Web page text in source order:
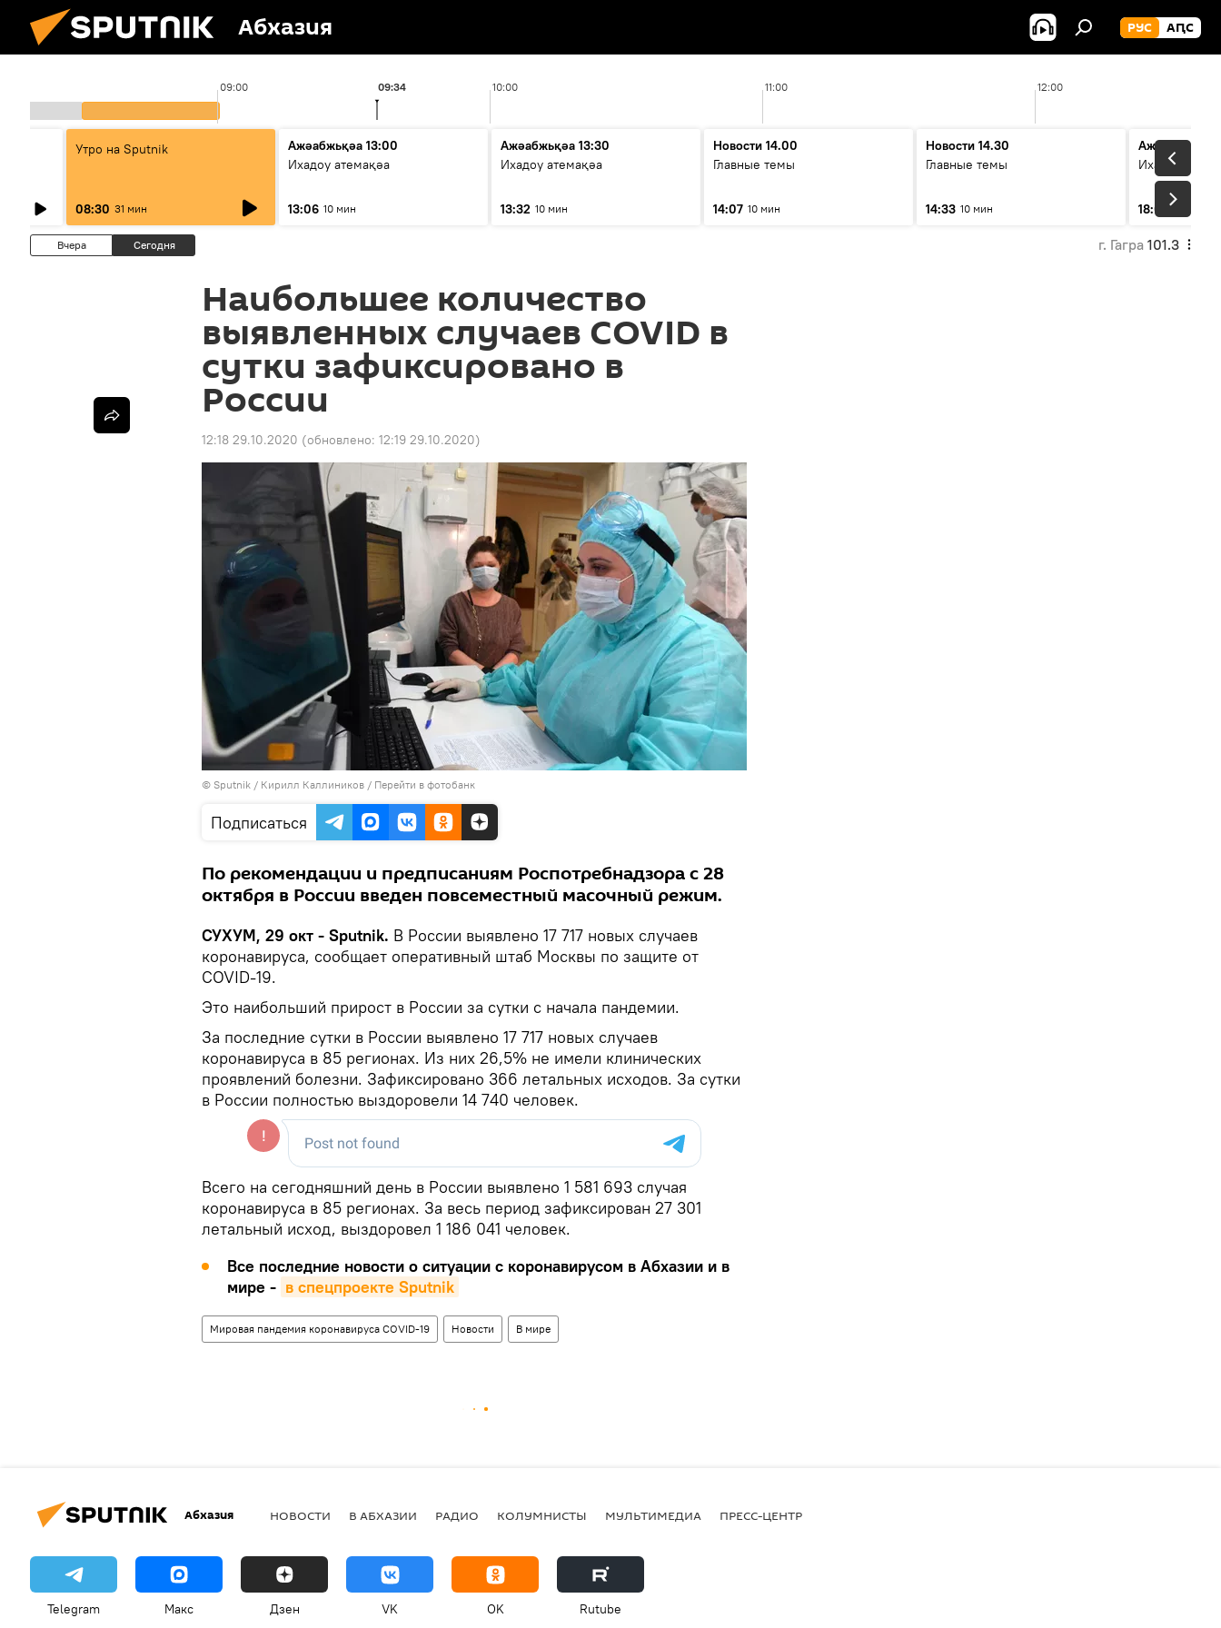
Абхазия РУС АԤС
09:00 10:00 11:00 12:00
09:34
Утро на Sputnik
08:30 31 мин
Ажәабжьқәа 13:00
Ихадоу атемақәа
13:06 10 мин
Ажәабжьқәа 13:30
Ихадоу атемақәа
13:32 10 мин
Новости 14.00
Главные темы
14:07 10 мин
Новости 14.30
Главные темы
14:33 10 мин
Ажәабжьқәа
Ихадоу
18:06
Вчера Сегодня г. Гагра 101.3
Наибольшее количество
выявленных случаев COVID в
сутки зафиксировано в
России
12:18 29.10.2020 (обновлено: 12:19 29.10.2020)
© Sputnik / Кирилл Каллиников / Перейти в фотобанк
Подписаться
По рекомендации и предписаниям Роспотребнадзора с 28
октября в России введен повсеместный масочный режим.
СУХУМ, 29 окт - Sputnik. В России выявлено 17 717 новых случаев
коронавируса, сообщает оперативный штаб Москвы по защите от
COVID-19.
Это наибольший прирост в России за сутки с начала пандемии.
За последние сутки в России выявлено 17 717 новых случаев
коронавируса в 85 регионах. Из них 26,5% не имели клинических
проявлений болезни. Зафиксировано 366 летальных исходов. За сутки
в России полностью выздоровели 14 740 человек.
Всего на сегодняшний день в России выявлено 1 581 693 случая
коронавируса в 85 регионах. За весь период зафиксирован 27 301
летальный исход, выздоровел 1 186 041 человек.
Все последние новости о ситуации с коронавирусом в Абхазии и в
мире - в спецпроекте Sputnik
Мировая пандемия коронавируса COVID-19 Новости В мире
Абхазия НОВОСТИ В АБХАЗИИ РАДИО КОЛУМНИСТЫ МУЛЬТИМЕДИА ПРЕСС-ЦЕНТР
Telegram Макс Дзен VK OK Rutube